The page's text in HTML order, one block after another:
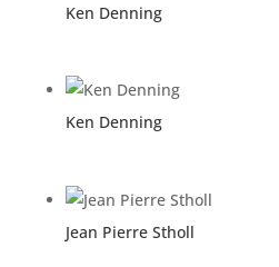
Ken Denning
Ken Denning
Jean Pierre Stholl